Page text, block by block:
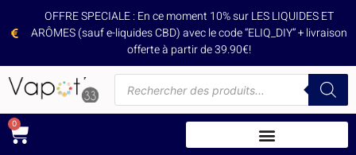
OFFRE SPECIALE : En ce moment 10% sur LES LIQUIDES ET
ARÔMES (sauf e-liquides CBD) avec le code “ELIQ_DIY” + livraison
offerte à partir de 39.90€!
0